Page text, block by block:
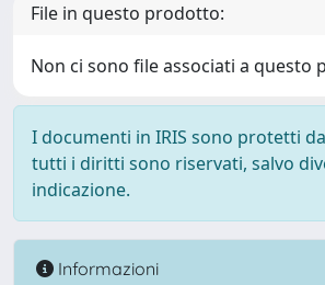
File in questo prodotto:
Non ci sono file associati a questo
I documenti in IRIS sono protetti
tutti i diritti sono riservati, salvo
indicazione.
Informazioni